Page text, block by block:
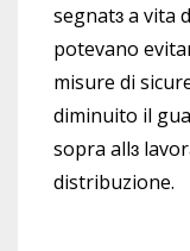
segnatɜ a vita
potevano
misure di
diminuito il
sopra allɜ
distribuzione.